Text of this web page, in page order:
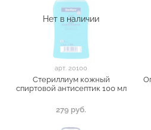
Нет в наличии
арт. 20100
Стериллиум кожный
спиртовой антисептик 100 мл
279 руб.